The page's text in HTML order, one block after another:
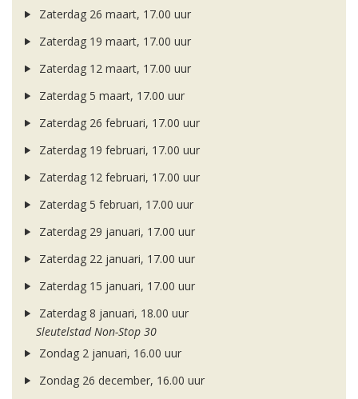
Zaterdag 26 maart, 17.00 uur
Zaterdag 19 maart, 17.00 uur
Zaterdag 12 maart, 17.00 uur
Zaterdag 5 maart, 17.00 uur
Zaterdag 26 februari, 17.00 uur
Zaterdag 19 februari, 17.00 uur
Zaterdag 12 februari, 17.00 uur
Zaterdag 5 februari, 17.00 uur
Zaterdag 29 januari, 17.00 uur
Zaterdag 22 januari, 17.00 uur
Zaterdag 15 januari, 17.00 uur
Zaterdag 8 januari, 18.00 uur
Sleutelstad Non-Stop 30
Zondag 2 januari, 16.00 uur
Zondag 26 december, 16.00 uur